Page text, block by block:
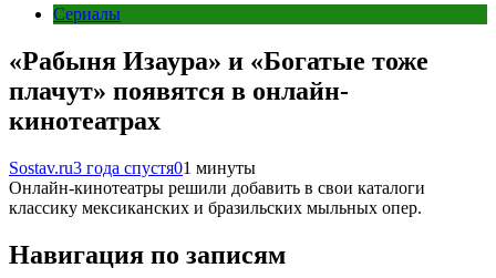
Сериалы
«Рабыня Изаура» и «Богатые тоже
плачут» появятся в онлайн-
кинотеатрах
Sostav.ru3 года спустя01 минуты
Онлайн-кинотеатры решили добавить в свои каталоги
классику мексиканских и бразильских мыльных опер.
Навигация по записям